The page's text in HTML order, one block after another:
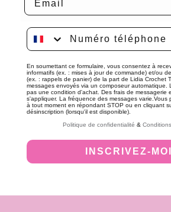
Numéro téléphone
En soumettant ce formulaire, vous consentez à
informatifs (ex. : mises à jour de commande) et/ou
(ex. : rappels de panier) de la part de Lidia Crochet
messages envoyés via un composeur automatique.
pas une condition d'achat. Des frais de messagerie
s'appliquer. La fréquence des messages varie.Vous
à tout moment en répondant STOP ou en cliquant
désinscription (lorsqu'il est disponible).
Politique de confidentialité &
INSCRIVEZ-